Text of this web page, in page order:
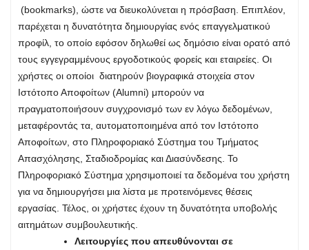
(bookmarks), ώστε να διευκολύνεται η πρόσβαση. Επιπλέον,
παρέχεται η δυνατότητα δημιουργίας ενός επαγγελματικού
προφίλ, το οποίο εφόσον δηλωθεί ως δημόσιο είναι ορατό από
τους εγγεγραμμένους εργοδοτικούς φορείς και εταιρείες. Οι
χρήστες οι οποίοι διατηρούν βιογραφικά στοιχεία στον
Ιστότοπο Αποφοίτων (Alumni) μπορούν να
πραγματοποιήσουν συγχρονισμό των εν λόγω δεδομένων,
μεταφέροντάς τα, αυτοματοποιημένα από τον Ιστότοπο
Αποφοίτων, στο Πληροφοριακό Σύστημα του Τμήματος
Απασχόλησης, Σταδιοδρομίας και Διασύνδεσης. Το
Πληροφοριακό Σύστημα χρησιμοποιεί τα δεδομένα του χρήστη
για να δημιουργήσει μια λίστα με προτεινόμενες θέσεις
εργασίας. Τέλος, οι χρήστες έχουν τη δυνατότητα υποβολής
αιτημάτων συμβουλευτικής.
Λειτουργίες που απευθύνονται σε